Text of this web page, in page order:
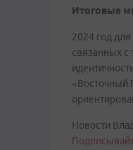
Итоговые
2024 год
связанных
«Восточный
Новости